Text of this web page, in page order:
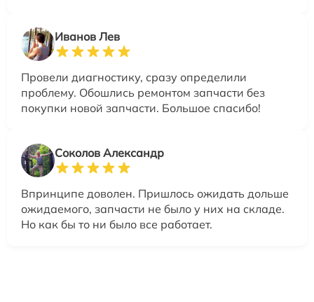
Иванов Лев
Провели диагностику, сразу определили
проблему. Обошлись ремонтом запчасти без
покупки новой запчасти. Большое спасибо!
Соколов Александр
Впринципе доволен. Пришлось ожидать дольше
ожидаемого, запчасти не было у них на складе.
Но как бы то ни было все работает.